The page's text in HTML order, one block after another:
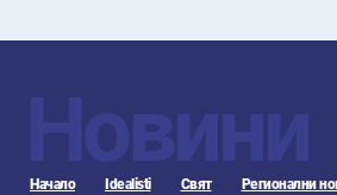
Новини
Начало Idealisti Свят Регионални